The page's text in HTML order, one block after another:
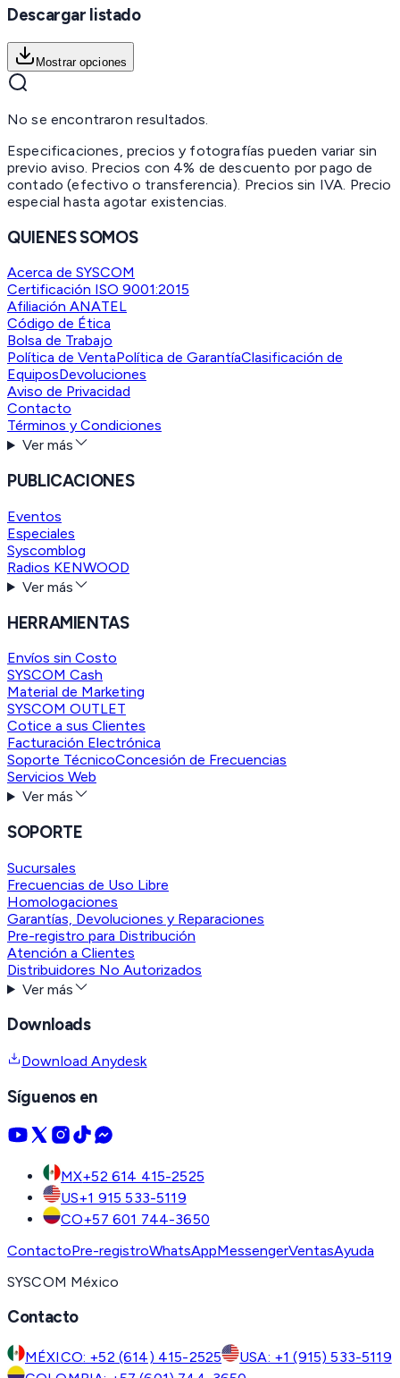
Descargar listado
Mostrar opciones
No se encontraron resultados.
Especificaciones, precios y fotografías pueden variar sin
previo aviso. Precios con 4% de descuento por pago de
contado (efectivo o transferencia). Precios sin IVA. Precio
especial hasta agotar existencias.
QUIENES SOMOS
Acerca de SYSCOM
Certificación ISO 9001:2015
Afiliación ANATEL
Código de Ética
Bolsa de Trabajo
Política de VentaPolítica de GarantíaClasificación de
EquiposDevoluciones
Aviso de Privacidad
Contacto
Términos y Condiciones
Ver más
PUBLICACIONES
Eventos
Especiales
Syscomblog
Radios KENWOOD
Ver más
HERRAMIENTAS
Envíos sin Costo
SYSCOM Cash
Material de Marketing
SYSCOM OUTLET
Cotice a sus Clientes
Facturación Electrónica
Soporte TécnicoConcesión de Frecuencias
Servicios Web
Ver más
SOPORTE
Sucursales
Frecuencias de Uso Libre
Homologaciones
Garantías, Devoluciones y Reparaciones
Pre-registro para Distribución
Atención a Clientes
Distribuidores No Autorizados
Ver más
Downloads
Download Anydesk
Síguenos en
MX+52 614 415-2525
US+1 915 533-5119
CO+57 601 744-3650
ContactoPre-registroWhatsAppMessengerVentasAyuda
SYSCOM México
Contacto
MÉXICO: +52 (614) 415-2525
USA: +1 (915) 533-5119